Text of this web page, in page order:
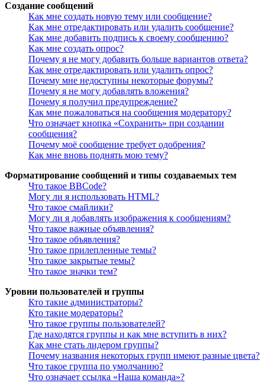
Создание сообщений
Как мне создать новую тему или сообщение?
Как мне отредактировать или удалить сообщение?
Как мне добавить подпись к своему сообщению?
Как мне создать опрос?
Почему я не могу добавить больше вариантов ответа?
Как мне отредактировать или удалить опрос?
Почему мне недоступны некоторые форумы?
Почему я не могу добавлять вложения?
Почему я получил предупреждение?
Как мне пожаловаться на сообщения модератору?
Что означает кнопка «Сохранить» при создании
сообщения?
Почему моё сообщение требует одобрения?
Как мне вновь поднять мою тему?
Форматирование сообщений и типы создаваемых тем
Что такое BBCode?
Могу ли я использовать HTML?
Что такое смайлики?
Могу ли я добавлять изображения к сообщениям?
Что такое важные объявления?
Что такое объявления?
Что такое прилепленные темы?
Что такое закрытые темы?
Что такое значки тем?
Уровни пользователей и группы
Кто такие администраторы?
Кто такие модераторы?
Что такое группы пользователей?
Где находятся группы и как мне вступить в них?
Как мне стать лидером группы?
Почему названия некоторых групп имеют разные цвета?
Что такое группа по умолчанию?
Что означает ссылка «Наша команда»?